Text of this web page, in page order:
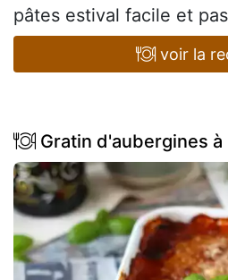
pâtes estival facile et
voir la
Gratin d'aubergines à